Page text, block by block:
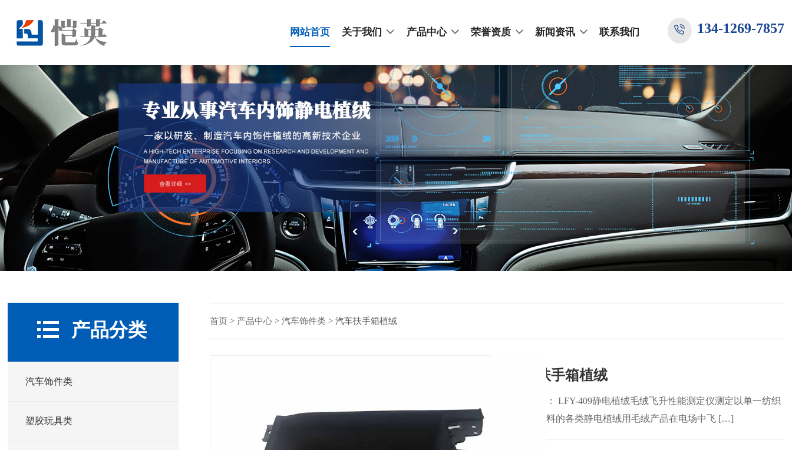
网站首页 关于我们 产品中心 荣誉资质 新闻资讯 联系我们 134-1269-7857
产品分类
汽车饰件类
塑胶玩具类
首页> 产品中心> 汽车饰件类> 汽车扶手箱植绒
汽车扶手箱植绒
主要用途： LFY-409静电植绒毛绒飞升性能测定仪测定以单一纺织
纤维为原料的各类静电植绒用毛绒产品在电场中飞 […]